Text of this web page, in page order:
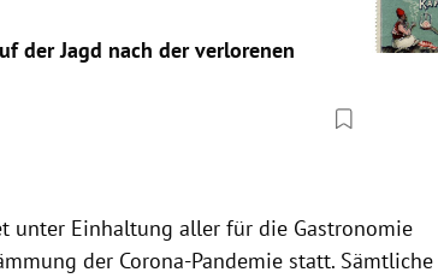
der Jagd nach der verlorenen
unter Einhaltung aller für die Gastronomie
der Corona-Pandemie statt. Sämtliche